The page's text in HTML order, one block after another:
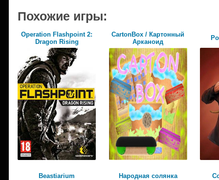
Похожие игры:
Operation Flashpoint 2:
Dragon Rising
CartonBox / Картонный
Арканоид
Beastiarium Народная солянка